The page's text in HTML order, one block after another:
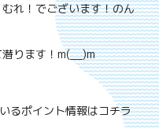
れ！でございます！のん
ります！m(__)m
るポイント情報はコチラ